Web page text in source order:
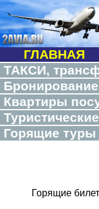
ГЛАВНАЯ
ТАКСИ,
Квартиры
Горящие туры
Горящие